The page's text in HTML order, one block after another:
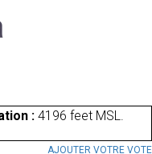
: 4196 feet MSL.
AJOUTER VOTRE VOTE